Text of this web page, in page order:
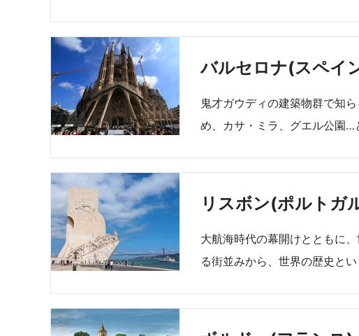
バルセロナ(スペイ
鬼才ガウディの建築物群で知
め、カサ・ミラ、グエル公園…
リスボン(ポルトガ
大航海時代の幕開けとともに
る街並みから、世界の歴史と